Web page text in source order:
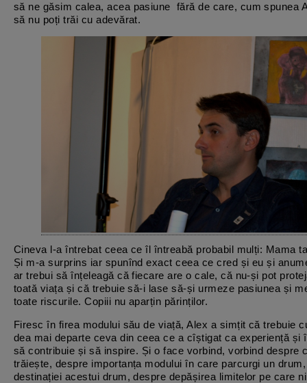
să ne găsim calea, acea pasiune fără de care, cum spunea
să nu poți trăi cu adevărat.
Cineva l-a întrebat ceea ce îl întreabă probabil mulți: Mama
Și m-a surprins iar spunînd exact ceea ce cred și eu și
ar trebui să înțeleagă că fiecare are o cale, că nu-și pot
toată viața și că trebuie să-i lase să-și urmeze pasiunea și
toate riscurile. Copiii nu aparțin părinților.
Firesc în firea modului său de viață, Alex a simțit că trebuie
dea mai departe ceva din ceea ce a cîștigat ca experiență și
să contribuie și să inspire. Și o face vorbind, vorbind despre
trăiește, despre importanța modului în care parcurgi un
destinației acestui drum, despre depășirea limitelor pe care